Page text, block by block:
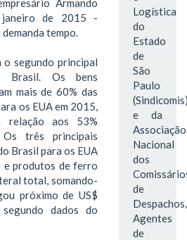
de 2015 -
tempo.
o segundo principal
Brasil. Os bens
mais de 60% das
os EUA em 2015,
relação aos 53%
três principais
Brasil para os EUA
e produtos de ferro
total, somando-
próximo de US$
dados do
Logística
do
Estado
de
São
Paulo
e da
Associação
Nacional
dos
de
Despachos,
Agentes
de